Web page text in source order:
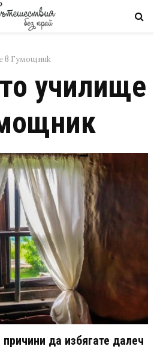
в Гумощник
училище
да избягате далеч